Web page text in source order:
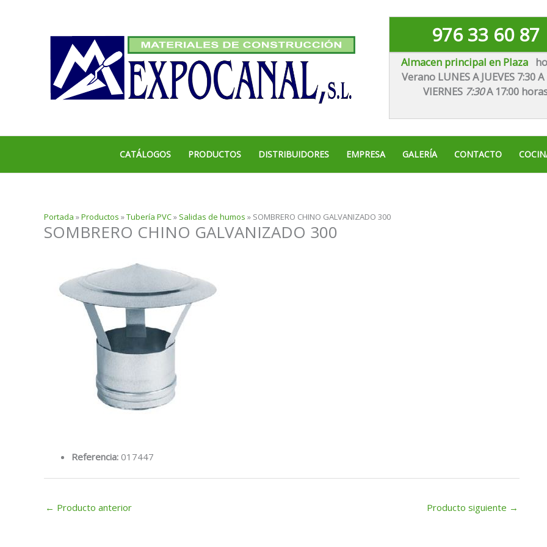
976 33 60 87
Almacen principal en Plaza
Verano LUNES A JUEVES 7:30 A
VIERNES 7:30A 17:00
CATÁLOGOS PRODUCTOS DISTRIBUIDORES EMPRESA GALERÍA CONTACTO
Portada »Productos »Tubería PVC» Salidas de humos » SOMBRERO CHINO GALVANIZADO 300
SOMBRERO CHINO GALVANIZADO 300
Referencia: 017447
← Producto anterior Producto siguiente →